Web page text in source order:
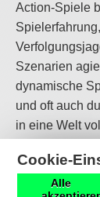
Action-Spiele
Szenarien
dynamische
und oft auch
in eine Welt
die den
und
Cookie-
Alle